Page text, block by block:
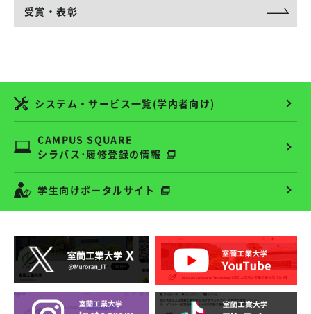
受賞・表彰
システム・サービス一覧(学内者向け)
CAMPUS SQUARE
シラバス･履修登録の情報
学生向けポータルサイト